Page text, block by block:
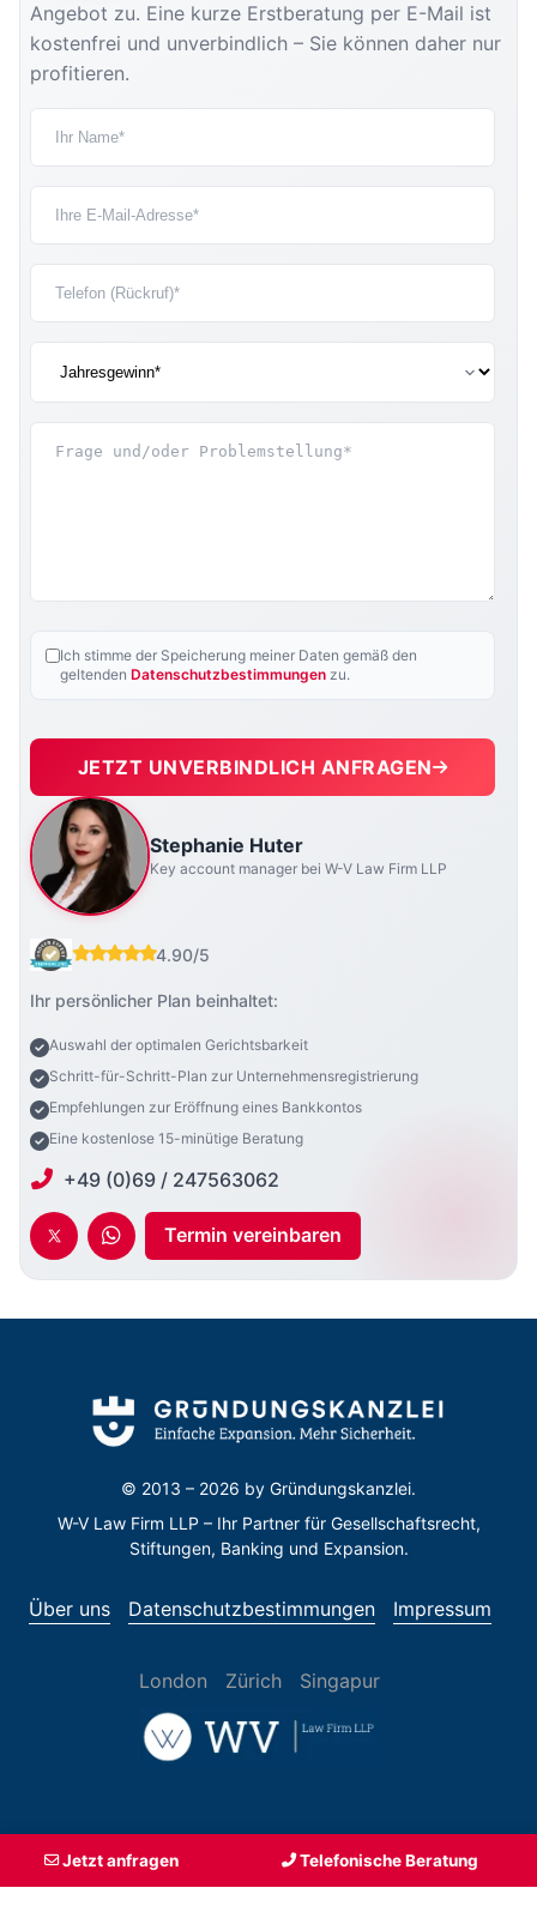
Angebot zu. Eine kurze Erstberatung per E-Mail ist
kostenfrei und unverbindlich – Sie können daher nur
profitieren.
Ich stimme der Speicherung meiner Daten gemäß den
geltenden Datenschutzbestimmungen zu.
JETZT UNVERBINDLICH ANFRAGEN
Stephanie Huter
Key account manager bei W-V Law Firm LLP
4.90/5
Ihr persönlicher Plan beinhaltet:
Auswahl der optimalen Gerichtsbarkeit
Schritt-für-Schritt-Plan zur Unternehmensregistrierung
Empfehlungen zur Eröffnung eines Bankkontos
Eine kostenlose 15-minütige Beratung
+49 (0)69 / 247563062
Termin vereinbaren
© 2013 – 2026 by Gründungskanzlei.
W-V Law Firm LLP – Ihr Partner für Gesellschaftsrecht,
Stiftungen, Banking und Expansion.
Über uns Datenschutzbestimmungen Impressum
London Zürich Singapur
Jetzt anfragen Telefonische Beratung